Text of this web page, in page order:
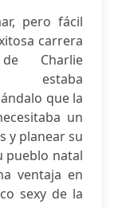
pero fácil
carrera
Charlie
estaba
que la
un
y planear su
pueblo natal
ventaja en
sexy de la